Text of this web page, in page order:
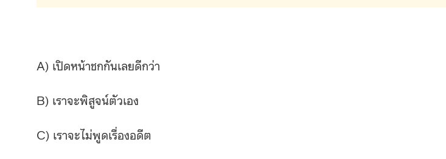
A) เปิดหน้าชกกันเลยดีกว่า
B) เราจะพิสูจน์ตัวเอง
C) เราจะไม่พูดเรื่องอดีต